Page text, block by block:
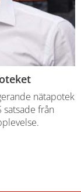
nätapotek
från